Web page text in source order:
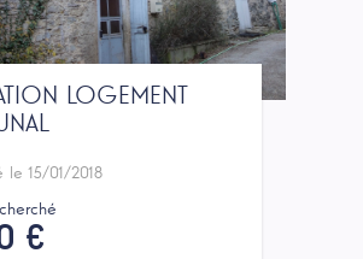
LOGEMENT
le 15/01/2018
€